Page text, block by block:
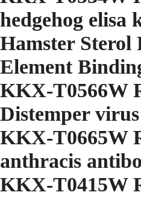
hedgehog elisa
Hamster Sterol
Element
KKX-T0566W
Distemper
KKX-T0665W
anthracis
KKX-T0415W